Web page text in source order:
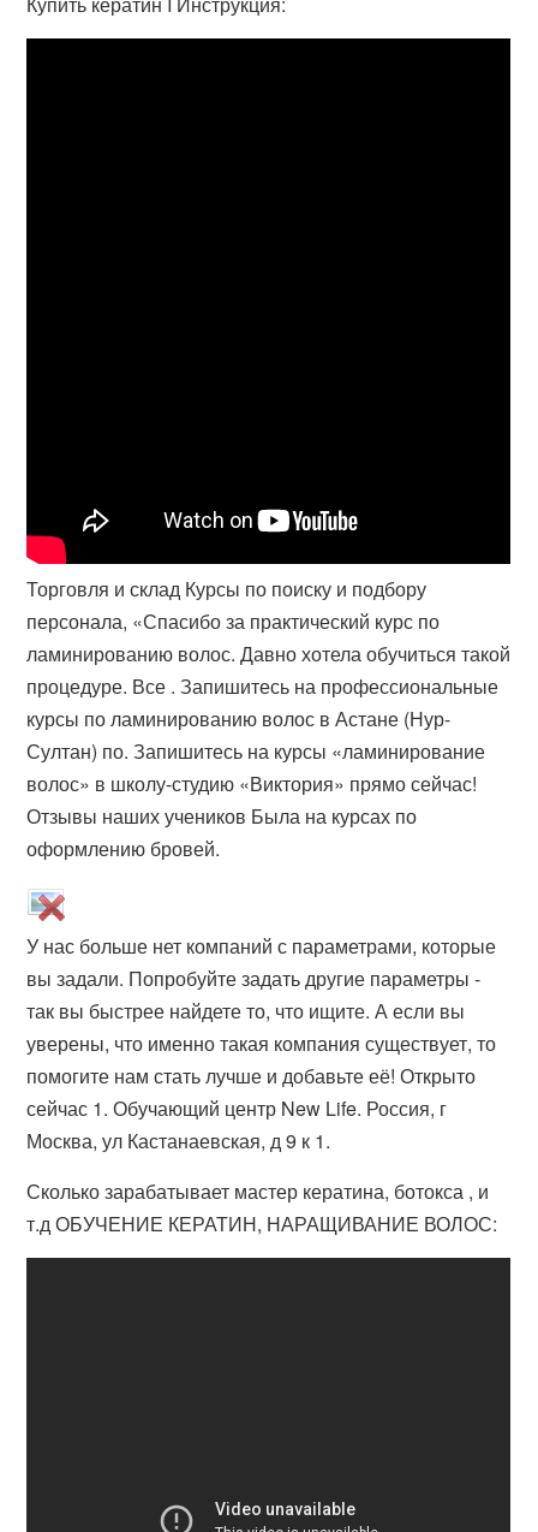
Торговля и склад Курсы по поиску и подбору
персонала, «Спасибо за практический курс по
ламинированию волос. Давно хотела обучиться такой
процедуре. Все . Запишитесь на профессиональные
курсы по ламинированию волос в Астане (Нур-
Султан) по. Запишитесь на курсы «ламинирование
волос» в школу-студию «Виктория» прямо сейчас!
Отзывы наших учеников Была на курсах по
оформлению бровей.
У нас больше нет компаний с параметрами, которые
вы задали. Попробуйте задать другие параметры -
так вы быстрее найдете то, что ищите. А если вы
уверены, что именно такая компания существует, то
помогите нам стать лучше и добавьте её! Открыто
сейчас 1. Обучающий центр New Life. Россия, г
Москва, ул Кастанаевская, д 9 к 1.
Сколько зарабатывает мастер кератина, ботокса , и
т.д ОБУЧЕНИЕ КЕРАТИН, НАРАЩИВАНИЕ ВОЛОС: